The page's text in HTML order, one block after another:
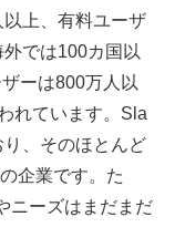
上、有料ユーザ
では100カ国以
ーは800万人以
れています。Sla
、そのほとんど
企業です。た
ニーズはまだまだ